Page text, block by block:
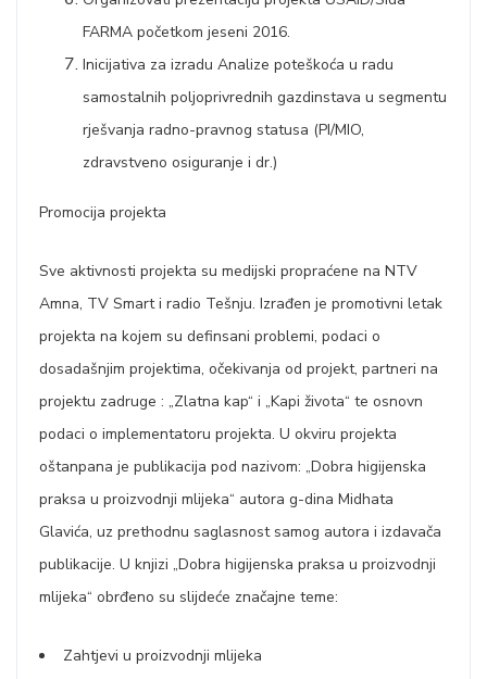
FARMA početkom jeseni 2016.
Inicijativa za izradu Analize poteškoća u radu
samostalnih poljoprivrednih gazdinstava u segmentu
rješvanja radno-pravnog statusa (PI/MIO,
zdravstveno osiguranje i dr.)
Promocija projekta
Sve aktivnosti projekta su medijski propraćene na NTV
Amna, TV Smart i radio Tešnju. Izrađen je promotivni letak
projekta na kojem su definsani problemi, podaci o
dosadašnjim projektima, očekivanja od projekt, partneri na
projektu zadruge : „Zlatna kap“ i „Kapi života“ te osnovn
podaci o implementatoru projekta. U okviru projekta
oštanpana je publikacija pod nazivom: „Dobra higijenska
praksa u proizvodnji mlijeka“ autora g-dina Midhata
Glavića, uz prethodnu saglasnost samog autora i izdavača
publikacije. U knjizi „Dobra higijenska praksa u proizvodnji
mlijeka“ obrđeno su slijdeće značajne teme:
Zahtjevi u proizvodnji mlijeka